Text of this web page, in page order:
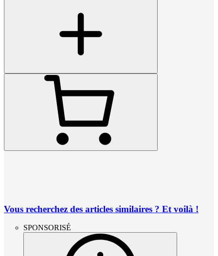
Vous recherchez des articles similaires ? Et voilà !
SPONSORISÉ